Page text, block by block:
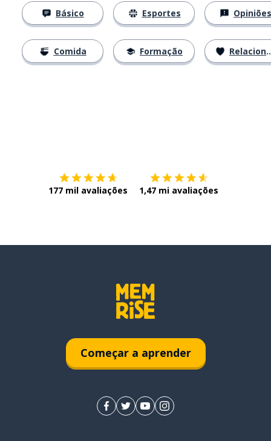
Básico
Comida
Esportes
Formação
Opiniões
Relacionamentos
177 mil avaliações 1,47 mi avaliações
Começar a aprender